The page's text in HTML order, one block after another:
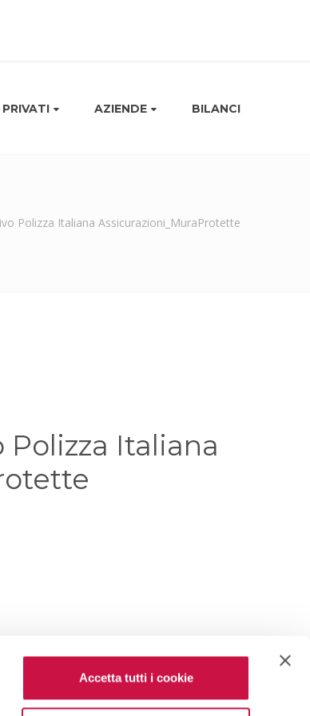
Accetta tutti i cookie
PRIVATI AZIENDE BILANCI
Polizza Italiana Assicurazioni_MuraProtette
Italiana